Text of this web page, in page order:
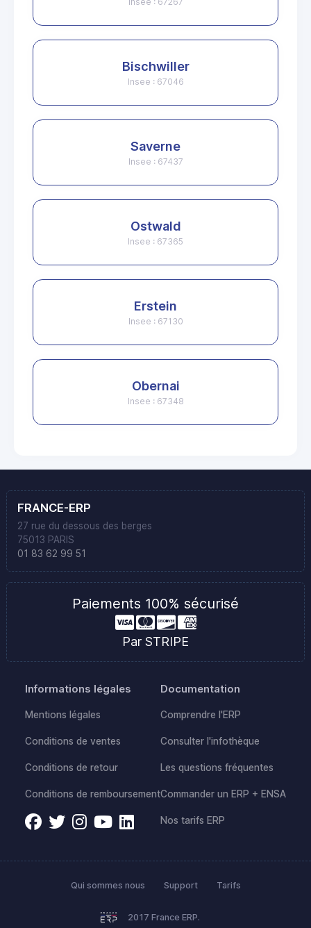
Bischwiller
Insee : 67046
Saverne
Insee : 67437
Ostwald
Insee : 67365
Erstein
Insee : 67130
Obernai
Insee : 67348
FRANCE-ERP
27 rue du dessous des berges
75013 PARIS
01 83 62 99 51
Paiements 100% sécurisé
Par STRIPE
Informations légales
Mentions légales
Conditions de ventes
Conditions de retour
Conditions de remboursement
Documentation
Comprendre l'ERP
Consulter l'infothèque
Les questions fréquentes
Commander un ERP + ENSA
Nos tarifs ERP
2017 France ERP.
Qui sommes nous Support Tarifs